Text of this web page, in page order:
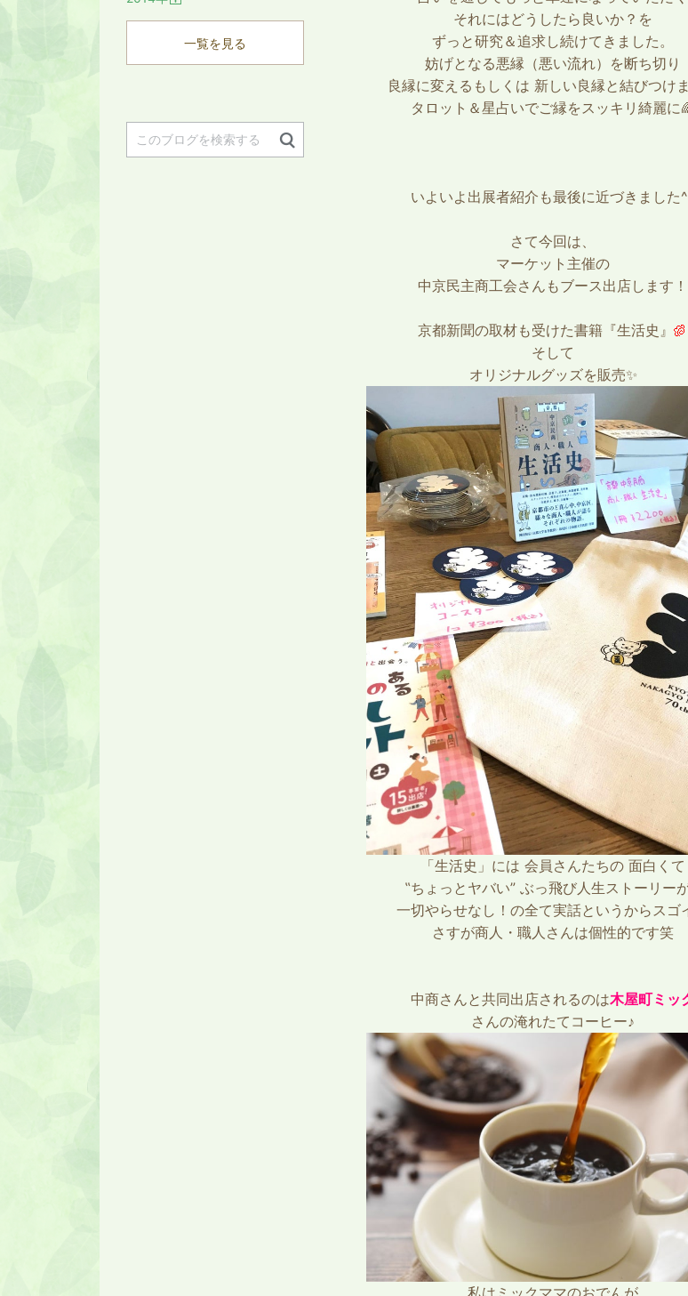
それにはどうしたら良いか？を
ずっと研究＆追求し続けてきました。
妨げとなる悪縁（悪い流れ）を断ち切り
良縁に変えるもしくは 新しい良縁と結びつけ
タロット＆星占いでご縁をスッキリ綺麗に
いよいよ出展者紹介も最後に近づきました
さて今回は、
マーケット主催の
中京民主商工会さんもブース出店します！
京都新聞の取材も受けた書籍『生活史』
そして
オリジナルグッズを販売✨
「生活史」には 会員さんたちの 面白くて
‟ちょっとヤバい” ぶっ飛び人生ストーリー
一切やらせなし！の全て実話というからスゴ
さすが商人・職人さんは個性的です笑
中商さんと共同出店されるのは木屋町ミッ
さんの淹れたてコーヒー♪
一覧を見る